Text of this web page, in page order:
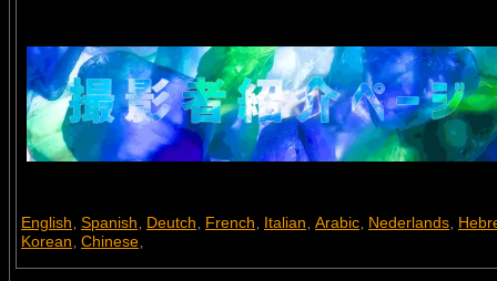
English, Spanish, Deutch, French, Italian, Arabic, Nederlands,
Korean, Chinese,